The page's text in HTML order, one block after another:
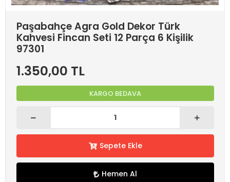
Paşabahçe Agra Gold Dekor Türk
Kahvesi Fincan Seti 12 Parça 6 Kişilik
97301
1.350,00 TL
KARGO BEDAVA
Sepete Ekle
Hemen Al